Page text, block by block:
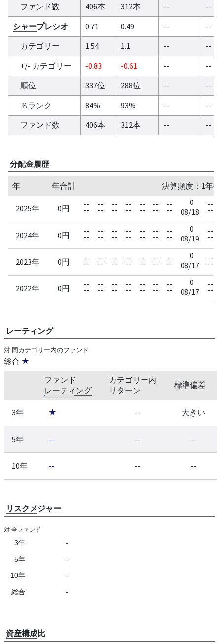
ファンド数 406本 312本 --
--
シャープレシオ
0.71 0.49 --
--
カテゴリー
1.54 1.1 --
--
+/- カテゴリー
-0.83 -0.61 --
--
順位
337位 288位 --
--
％ランク
84% 93% --
--
ファンド数
406本 312本 -- --
分配金履歴
年 年合計 決算頻度：1年
2025年 0円 --
--
--
--
--
--
--
--
--
--
--
--
--
--
0
08/18
--
--
2024年 0円 --
--
--
--
--
--
--
--
--
--
--
--
--
--
0
08/19
--
--
2023年 0円 --
--
--
--
--
--
--
--
--
--
--
--
--
--
0
08/17
--
--
2022年 0円 --
--
--
--
--
--
--
--
--
--
--
--
--
--
0
08/17
--
--
レーティング
対 同カテゴリー内のファンド
総合 ★
ファンド
レーティング
カテゴリー内
リターン
標準偏差
3年 ★ -- 大きい
5年 -- -- --
10年 -- -- --
リスクメジャー
対 全ファンド
3年 -
5年 -
10年 -
総合 -
資産構成比